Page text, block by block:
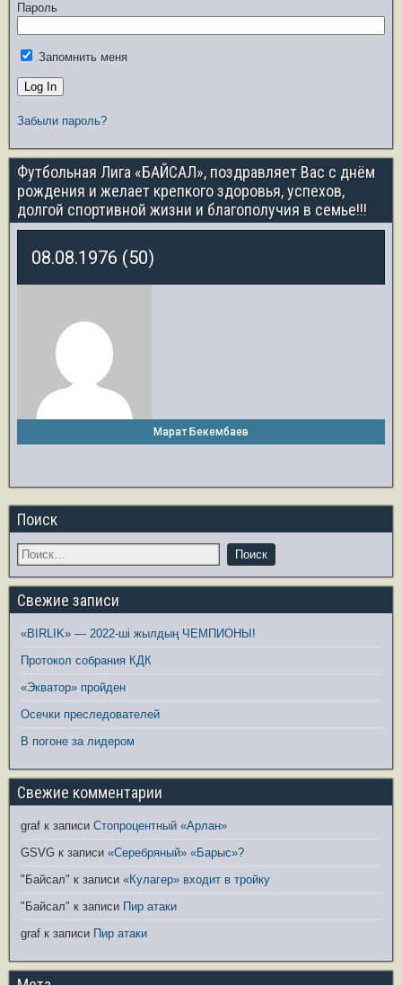
Пароль
Запомнить меня
Забыли пароль?
Футбольная Лига «БАЙСАЛ», поздравляет Вас с днём
рождения и желает крепкого здоровья, успехов,
долгой спортивной жизни и благополучия в семье!!!
08.08.1976 (50)
Марат Бекембаев
Поиск
Свежие записи
«BIRLIK» — 2022-ші жылдың ЧЕМПИОНЫ!
Протокол собрания КДК
«Экватор» пройден
Осечки преследователей
В погоне за лидером
Свежие комментарии
graf к записи Стопроцентный «Арлан»
GSVG к записи «Серебряный» «Барыс»?
"Байсал" к записи «Кулагер» входит в тройку
"Байсал" к записи Пир атаки
graf к записи Пир атаки